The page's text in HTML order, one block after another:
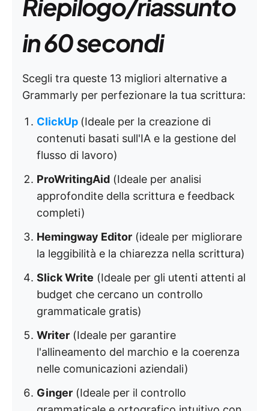
Riepilogo/riassunto
in 60 secondi
Scegli tra queste 13 migliori alternative a
Grammarly per perfezionare la tua scrittura:
ClickUp (Ideale per la creazione di
contenuti basati sull'IA e la gestione del
flusso di lavoro)
ProWritingAid (Ideale per analisi
approfondite della scrittura e feedback
completi)
Hemingway Editor (ideale per migliorare
la leggibilità e la chiarezza nella scrittura)
Slick Write (Ideale per gli utenti attenti al
budget che cercano un controllo
grammaticale gratis)
Writer (Ideale per garantire
l'allineamento del marchio e la coerenza
nelle comunicazioni aziendali)
Ginger (Ideale per il controllo